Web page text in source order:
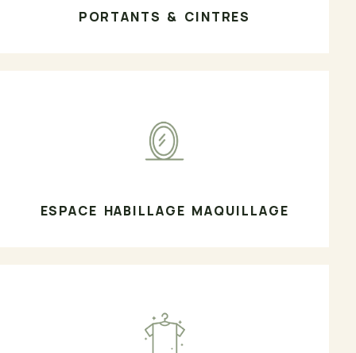
PORTANTS & CINTRES
ESPACE HABILLAGE MAQUILLAGE